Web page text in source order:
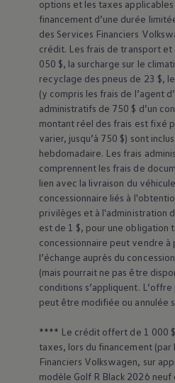
notre guide complet de
vous aider à identifier la
symbole lumineux. Il est
l’interprétation des
modèles, et que nous
consulter votre guide du
d’information.
Les voyants peuvent
différentes : rouge, jaune,
- Rouge ou rouge-orangé
sécuritaire et appelez
- Jaune : Votre véhicule
professionnelle dès que
recommandons de prendre
- Vert, blanc ou bleu : À
Aucune action requise.
options et les taxes
financement d’une durée
des Services Financiers
crédit. Les frais de transport et
050 $, la surcharge sur le
recyclage des pneus de 23 $,
(y compris les frais de l’agent
administratifs de 750 $ d’un
montant réel des frais est fixé
varier, jusqu’à 750 $) sont
hebdomadaire. Les frais
comprennent les frais de
lien avec la livraison du
concessionnaire liés à
privilèges et à l'administration
est de 1 $, pour une obligation
concessionnaire peut vendre à
l’échange auprès du
(mais pourrait ne pas être
conditions s’appliquent.
peut être modifiée ou annulée
**** Le crédit offert de 1 000 $
taxes, lors du financement (par
Financiers Volkswagen, sur
modèle Golf R Black 2026